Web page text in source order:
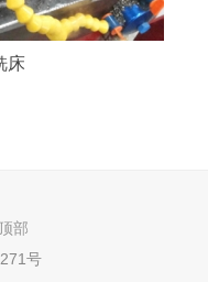
床
部
号